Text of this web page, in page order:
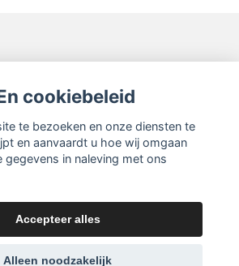
© 2026 Sign of Sweden
cookiebeleid
te bezoeken en onze diensten te
en aanvaardt u hoe wij omgaan
gegevens in naleving met ons
Accepteer alles
Alleen noodzakelijk